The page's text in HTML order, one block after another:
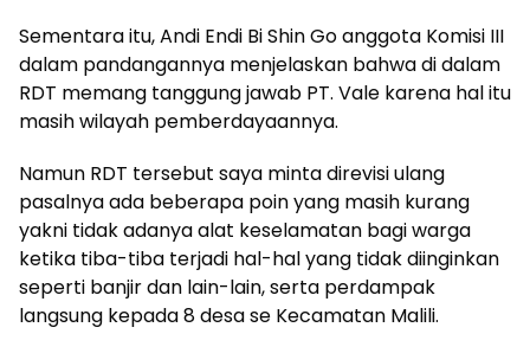
Sementara itu, Andi Endi Bi Shin Go anggota Komisi III
dalam pandangannya menjelaskan bahwa di dalam
RDT memang tanggung jawab PT. Vale karena hal itu
masih wilayah pemberdayaannya.
Namun RDT tersebut saya minta direvisi ulang
pasalnya ada beberapa poin yang masih kurang
yakni tidak adanya alat keselamatan bagi warga
ketika tiba-tiba terjadi hal-hal yang tidak diinginkan
seperti banjir dan lain-lain, serta perdampak
langsung kepada 8 desa se Kecamatan Malili.